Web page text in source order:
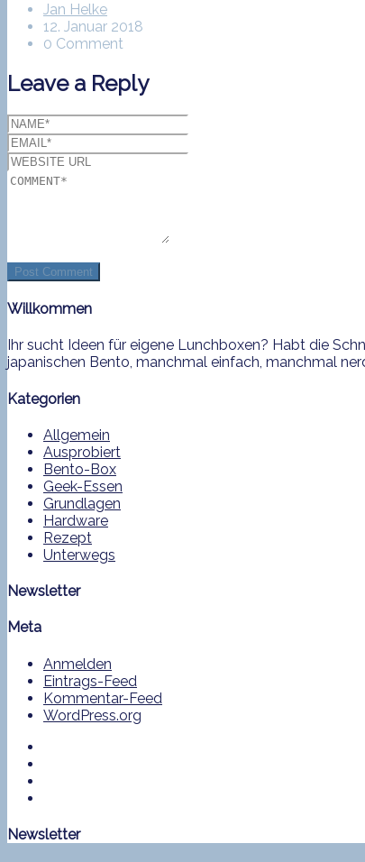
Jan Helke
12. Januar 2018
0 Comment
Leave a Reply
Willkommen
Ihr sucht Ideen für eigene Lunchboxen? Habt die
japanischen Bento, manchmal einfach, manchmal
Kategorien
Allgemein
Ausprobiert
Bento-Box
Geek-Essen
Grundlagen
Hardware
Rezept
Unterwegs
Newsletter
Meta
Anmelden
Eintrags-Feed
Kommentar-Feed
WordPress.org
Newsletter